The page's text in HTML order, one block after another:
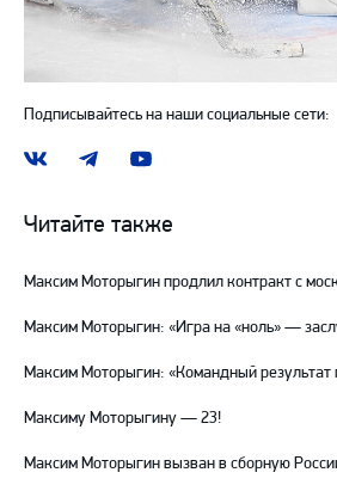
Подписывайтесь на наши социальные сети:
Наша
ВКонтакте
Наш
в
Telegram
Наш
YouTube
Читайте также
Максим Моторыгин продлил контракт с
Максим Моторыгин: «Игра на «ноль» —
Максим Моторыгин: «Командный результат
Максиму Моторыгину — 23!
Максим Моторыгин вызван в сборную